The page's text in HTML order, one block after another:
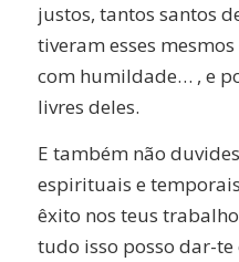
justos, tantos santos
tiveram esses
com humildade… , e
livres deles.
E também não
espirituais e
êxito nos teus
tudo isso posso dar-te